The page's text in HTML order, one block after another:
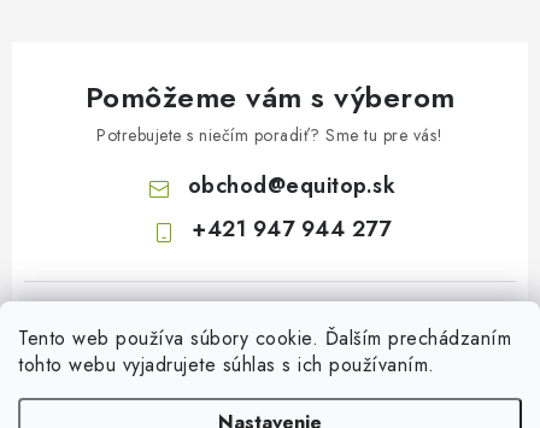
Tento web používa súbory cookie. Ďalším prechádzaním
tohto webu vyjadrujete súhlas s ich používaním.
Pomôžeme vám s výberom
Potrebujete s niečím poradiť? Sme tu pre vás!
obchod@equitop.sk
+421 947 944 277